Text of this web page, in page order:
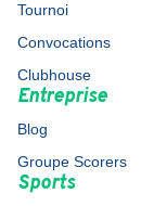
Tournoi
Convocations
Clubhouse
Entreprise
Blog
Groupe Scorers
Sports